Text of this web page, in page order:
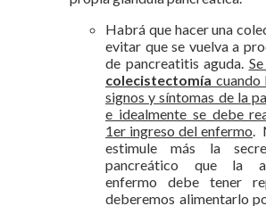
Habrá que hacer una
evitar que se vuelva a
de pancreatitis aguda.
colecistectomía cuando
signos y síntomas de la
e idealmente se debe
1er ingreso del enfermo
estimule más la
pancreático que la
enfermo debe tener
deberemos alimentarlo